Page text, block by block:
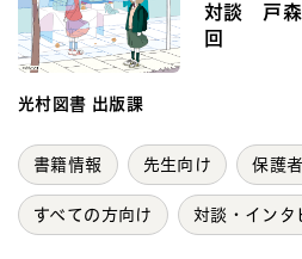
対談 戸
回
光村図書 出版課
書籍情報 先生向け 保護
すべての方向け 対談・インタ